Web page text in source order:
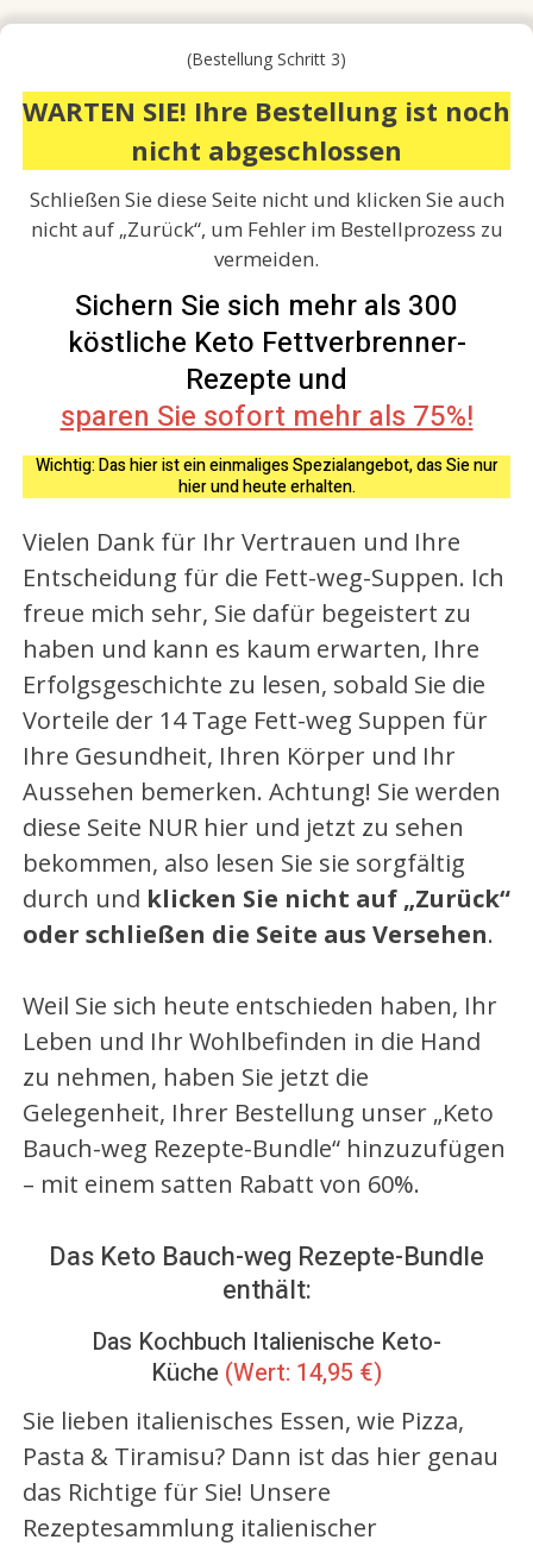
(Bestellung Schritt 3)
WARTEN SIE! Ihre Bestellung ist noch
nicht abgeschlossen
Schließen Sie diese Seite nicht und klicken Sie auch
nicht auf „Zurück“, um Fehler im Bestellprozess zu
vermeiden.
Sichern Sie sich mehr als 300
köstliche Keto Fettverbrenner-
Rezepte und
sparen Sie sofort mehr als 75%!
Wichtig: Das hier ist ein einmaliges Spezialangebot, das Sie nur
hier und heute erhalten.
Vielen Dank für Ihr Vertrauen und Ihre
Entscheidung für die Fett-weg-Suppen. Ich
freue mich sehr, Sie dafür begeistert zu
haben und kann es kaum erwarten, Ihre
Erfolgsgeschichte zu lesen, sobald Sie die
Vorteile der 14 Tage Fett-weg Suppen für
Ihre Gesundheit, Ihren Körper und Ihr
Aussehen bemerken. Achtung! Sie werden
diese Seite NUR hier und jetzt zu sehen
bekommen, also lesen Sie sie sorgfältig
durch und klicken Sie nicht auf „Zurück“
oder schließen die Seite aus Versehen.
Weil Sie sich heute entschieden haben, Ihr
Leben und Ihr Wohlbefinden in die Hand
zu nehmen, haben Sie jetzt die
Gelegenheit, Ihrer Bestellung unser „Keto
Bauch-weg Rezepte-Bundle“ hinzuzufügen
– mit einem satten Rabatt von 60%.
Das Keto Bauch-weg Rezepte-Bundle
enthält:
Das Kochbuch Italienische Keto-
Küche (Wert: 14,95 €)
Sie lieben italienisches Essen, wie Pizza,
Pasta & Tiramisu? Dann ist das hier genau
das Richtige für Sie! Unsere
Rezeptesammlung italienischer